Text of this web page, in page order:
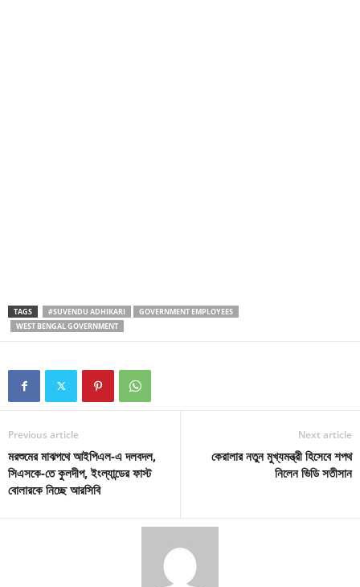
TAGS #SUVENDU ADHIKARI
GOVERNMENT EMPLOYEES
WEST BENGAL GOVERNMENT
Previous article
মরশুমের মাঝপথে আইপিএল-এ দলবদল,
সিএসকে-তে কুলদীপ, ইংল্যান্ডের ফাস্ট
বোলারকে নিচ্ছে আরসিবি
Next article
কেরালার নতুন মুখ্যমন্ত্রী হিসেবে শপথ
নিলেন ভিডি সতীসান